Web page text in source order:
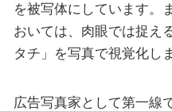
を被写体にしています。
おいては、肉眼では捉え
タチ」を写真で視覚化し
広告写真家として第一線